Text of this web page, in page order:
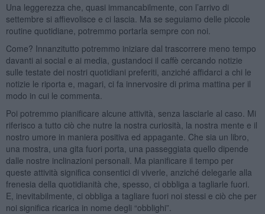
Una leggerezza che, quasi immancabilmente, con l’arrivo di
settembre si affievolisce e ci lascia. Ma se seguiamo delle piccole
routine quotidiane, potremmo portarla sempre con noi.
Come? Innanzitutto potremmo iniziare dal trascorrere meno tempo
davanti ai social e ai media, gustandoci il caffè cercando notizie
sulle testate dei nostri quotidiani preferiti, anziché affidarci a chi le
notizie le riporta e, magari, ci fa innervosire di prima mattina per il
modo in cui le commenta.
Poi potremmo pianificare alcune attività, senza lasciarle al caso. Mi
riferisco a tutto ciò che nutre la nostra curiosità, la nostra mente e il
nostro umore in maniera positiva ed appagante. Che sia un libro,
una mostra, una gita fuori porta, una passeggiata quello dipende
dalle nostre inclinazioni personali. Ma pianificare il tempo per
queste attività significa consentici di viverle, anziché delegarle alla
frenesia della quotidianità che, spesso, ci obbliga a tagliarle fuori.
E, inevitabilmente, ci obbliga a tagliare fuori noi stessi e ciò che per
noi significa ricarica in nome degli “obblighi”.